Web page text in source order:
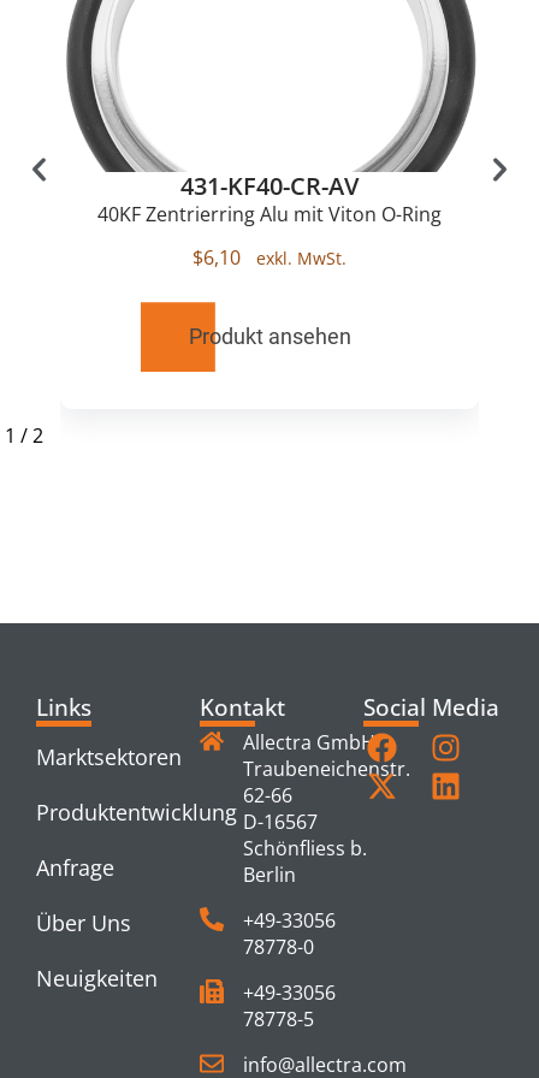
431-KF40-CR-AV
40KF Zentrierring Alu mit Viton O-Ring
$6,10
Produkt ansehen
1 /2
Links
Marktsektoren
Produktentwicklung
Anfrage
Über Uns
Neuigkeiten
Kontakt
Allectra GmbH
Traubeneichenstr.
62-66
D-16567
Schönfliess b.
Berlin
+49-33056
78778-0
+49-33056
78778-5
info@allectra.com
Social Media